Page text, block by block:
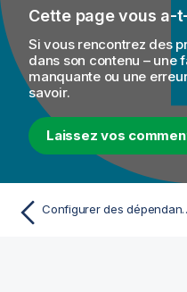
Cette page vous a-
Si vous rencontrez des
dans son contenu – une
manquante ou une
savoir.
Laissez vos
Configurer des